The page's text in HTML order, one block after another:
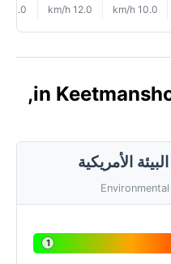
10.0 km/h
12.0 km/h
11.0 km/h
مؤشر جودة الهواء in Keetmanshoop,
الأمريكية
1